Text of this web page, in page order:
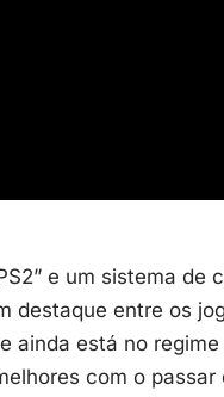
e um sistema de
destaque entre os
ainda está no regime
com o passar